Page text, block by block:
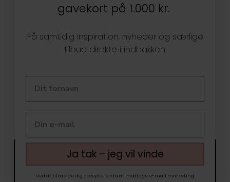
gavekort på 1.000 kr.
Få samtidig inspiration, nyheder og særlige
tilbud direkte i indbakken.
Ja tak – jeg vil vinde
Ved at tilmelde dig accepterer du at modtage e-mail marketing